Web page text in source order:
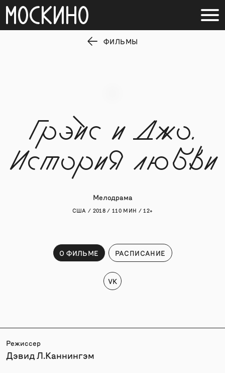
ФИЛЬМЫ
Грэйс и Джо.
История любви
Мелодрама
США / 2018 / 110 МИН / 12+
О ФИЛЬМЕ РАСПИСАНИЕ
VK
Режиссер
Дэвид Л.Каннингэм